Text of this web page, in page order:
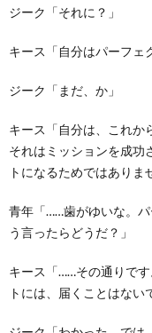
ジーク「それに？」
キース「自分はパーフェ
ジーク「まだ、か」
キース「自分は、これか
それはミッションを成功
トになるためではありま
青年「……歯がゆいな。
う言ったらどうだ？」
キース「……その通りで
トには、届くことはない